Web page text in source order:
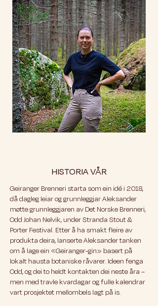
HISTORIA VÅR
Geiranger Brenneri starta som ein idé i 2018,
då dagleg leiar og grunnleggjar Aleksander
møtte grunnleggjaren av Det Norske Brenneri,
Odd Johan Nelvik, under Stranda Stout &
Porter Festival. Etter å ha smakt fleire av
produkta deira, lanserte Aleksander tanken
om å lage ein «Geiranger-gin» basert på
lokalt hausta botaniske råvarer. Ideen fenga
Odd, og dei to heldt kontakten dei neste åra –
men med travle kvardagar og fulle kalendrar
vart prosjektet mellombels lagt på is.